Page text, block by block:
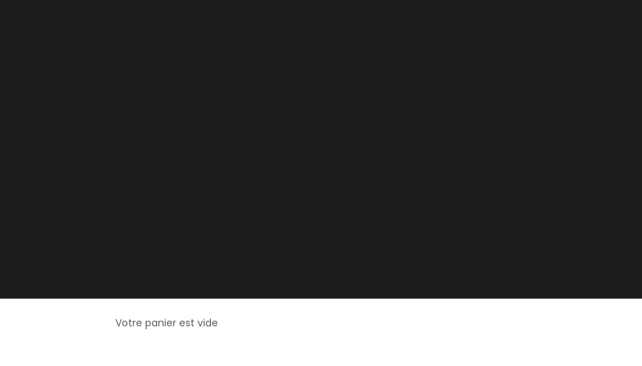
Votre panier est vide